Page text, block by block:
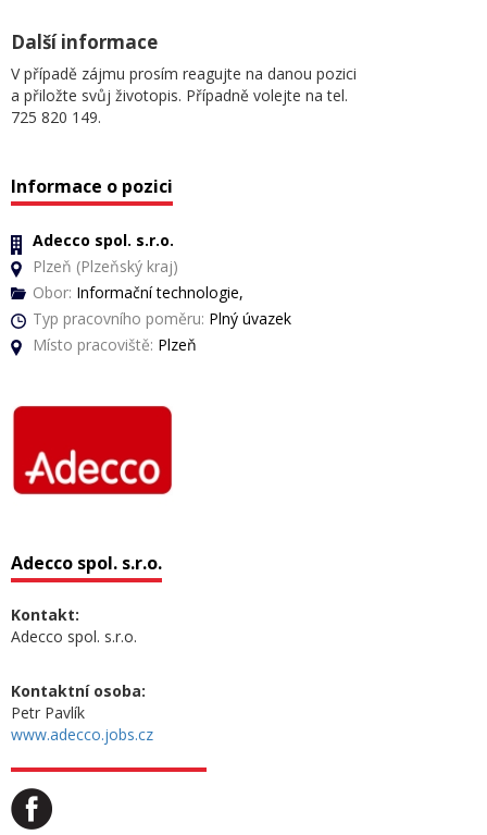
Další informace
V případě zájmu prosím reagujte na danou pozici
a přiložte svůj životopis. Případně volejte na tel.
725 820 149.
Informace o pozici
Adecco spol. s.r.o.
Plzeň (Plzeňský kraj)
Obor: Informační technologie,
Typ pracovního poměru: Plný úvazek
Místo pracoviště: Plzeň
Adecco spol. s.r.o.
Kontakt:
Adecco spol. s.r.o.
Kontaktní osoba:
Petr Pavlík
www.adecco.jobs.cz